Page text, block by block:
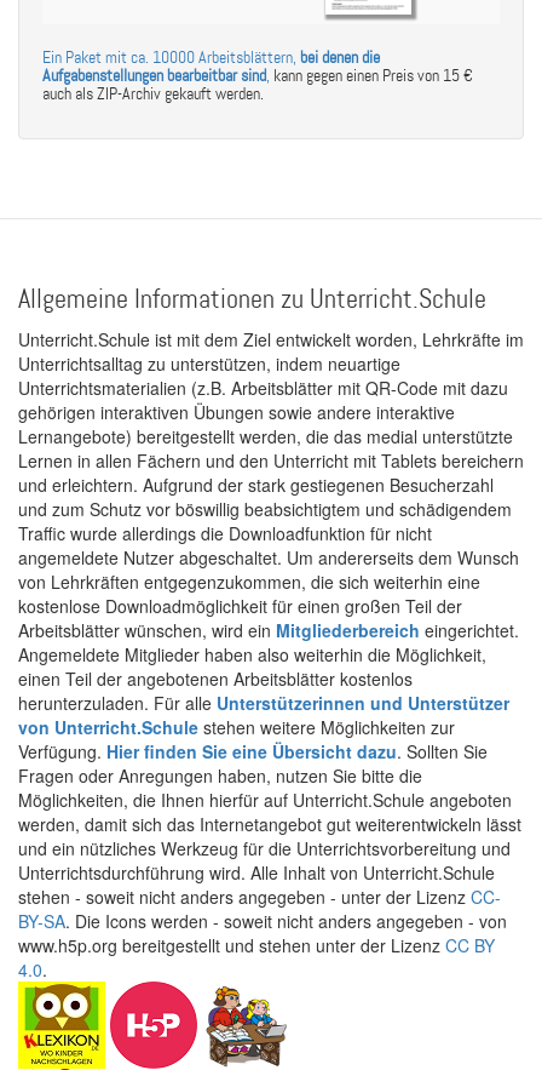
Ein Paket mit ca. 10000 Arbeitsblättern, bei denen die
Aufgabenstellungen bearbeitbar sind, kann gegen einen Preis von 15 €
auch als ZIP-Archiv gekauft werden.
Allgemeine Informationen zu Unterricht.Schule
Unterricht.Schule ist mit dem Ziel entwickelt worden, Lehrkräfte im
Unterrichtsalltag zu unterstützen, indem neuartige
Unterrichtsmaterialien (z.B. Arbeitsblätter mit QR-Code mit dazu
gehörigen interaktiven Übungen sowie andere interaktive
Lernangebote) bereitgestellt werden, die das medial unterstützte
Lernen in allen Fächern und den Unterricht mit Tablets bereichern
und erleichtern. Aufgrund der stark gestiegenen Besucherzahl
und zum Schutz vor böswillig beabsichtigtem und schädigendem
Traffic wurde allerdings die Downloadfunktion für nicht
angemeldete Nutzer abgeschaltet. Um andererseits dem Wunsch
von Lehrkräften entgegenzukommen, die sich weiterhin eine
kostenlose Downloadmöglichkeit für einen großen Teil der
Arbeitsblätter wünschen, wird ein Mitgliederbereich eingerichtet.
Angemeldete Mitglieder haben also weiterhin die Möglichkeit,
einen Teil der angebotenen Arbeitsblätter kostenlos
herunterzuladen. Für alle Unterstützerinnen und Unterstützer
von Unterricht.Schule stehen weitere Möglichkeiten zur
Verfügung. Hier finden Sie eine Übersicht dazu. Sollten Sie
Fragen oder Anregungen haben, nutzen Sie bitte die
Möglichkeiten, die Ihnen hierfür auf Unterricht.Schule angeboten
werden, damit sich das Internetangebot gut weiterentwickeln lässt
und ein nützliches Werkzeug für die Unterrichtsvorbereitung und
Unterrichtsdurchführung wird. Alle Inhalt von Unterricht.Schule
stehen - soweit nicht anders angegeben - unter der Lizenz CC-
BY-SA. Die Icons werden - soweit nicht anders angegeben - von
www.h5p.org bereitgestellt und stehen unter der Lizenz CC BY
4.0.